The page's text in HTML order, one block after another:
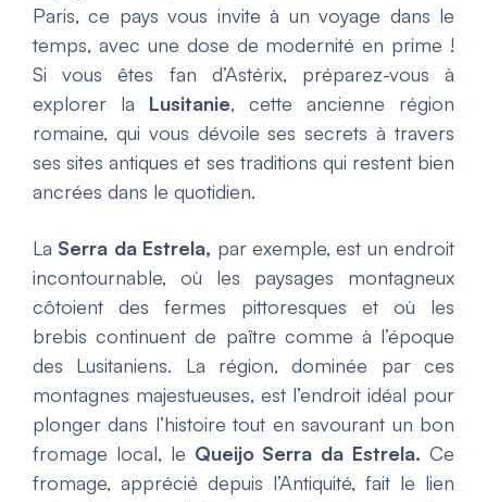
Paris, ce pays vous invite à un voyage dans le
temps, avec une dose de modernité en prime !
Si vous êtes fan d’Astérix, préparez-vous à
explorer la Lusitanie, cette ancienne région
romaine, qui vous dévoile ses secrets à travers
ses sites antiques et ses traditions qui restent bien
ancrées dans le quotidien.
La Serra da Estrela, par exemple, est un endroit
incontournable, où les paysages montagneux
côtoient des fermes pittoresques et où les
brebis continuent de paître comme à l’époque
des Lusitaniens. La région, dominée par ces
montagnes majestueuses, est l’endroit idéal pour
plonger dans l’histoire tout en savourant un bon
fromage local, le Queijo Serra da Estrela. Ce
fromage, apprécié depuis l’Antiquité, fait le lien